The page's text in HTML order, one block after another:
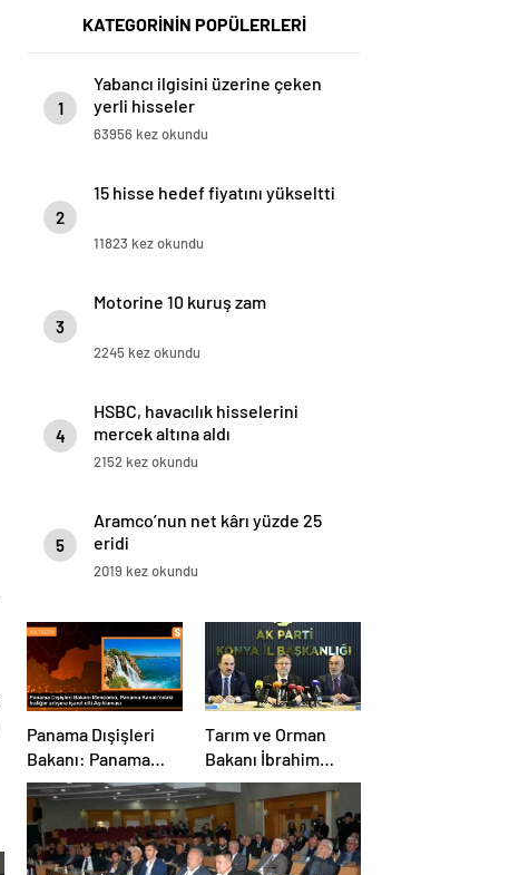
KATEGORİNİN POPÜLERLERİ
1
Yabancı ilgisini üzerine çeken
yerli hisseler
63956 kez okundu
2
15 hisse hedef fiyatını yükseltti
11823 kez okundu
3
Motorine 10 kuruş zam
2245 kez okundu
4
HSBC, havacılık hisselerini
mercek altına aldı
2152 kez okundu
5
Aramco’nun net kârı yüzde 25
eridi
2019 kez okundu
Panama Dışişleri
Bakanı: Panama
Kanalı’nın trafiği
artıyor
Tarım ve Orman
Bakanı İbrahim
Yumaklı, Ramazan
denetimlerini
sıklaştırdıklarını
açıkladı